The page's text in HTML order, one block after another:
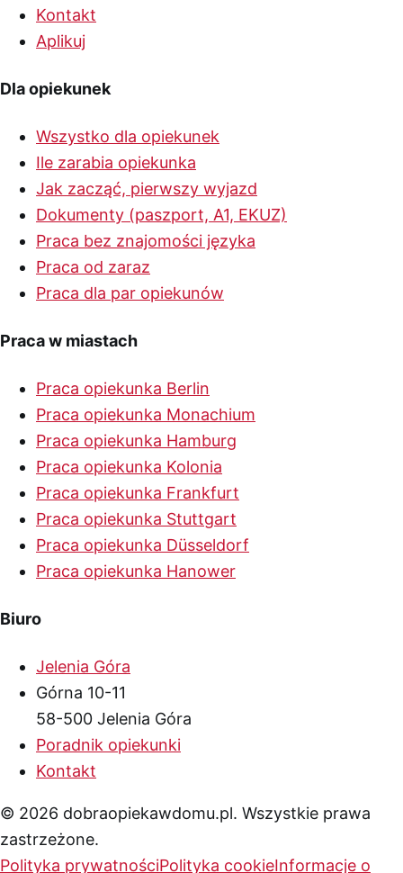
Kontakt
Aplikuj
Dla opiekunek
Wszystko dla opiekunek
Ile zarabia opiekunka
Jak zacząć, pierwszy wyjazd
Dokumenty (paszport, A1, EKUZ)
Praca bez znajomości języka
Praca od zaraz
Praca dla par opiekunów
Praca w miastach
Praca opiekunka Berlin
Praca opiekunka Monachium
Praca opiekunka Hamburg
Praca opiekunka Kolonia
Praca opiekunka Frankfurt
Praca opiekunka Stuttgart
Praca opiekunka Düsseldorf
Praca opiekunka Hanower
Biuro
Jelenia Góra
Górna 10-11
58-500 Jelenia Góra
Poradnik opiekunki
Kontakt
© 2026 dobraopiekawdomu.pl. Wszystkie prawa
zastrzeżone.
Polityka prywatnościPolityka cookieInformacje o